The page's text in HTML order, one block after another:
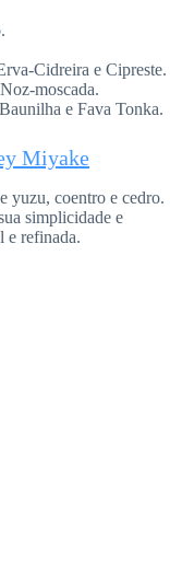
Cidreira e Cipreste.
moscada.
e Fava Tonka.
Miyake
yuzu, coentro e cedro.
simplicidade e
e refinada.